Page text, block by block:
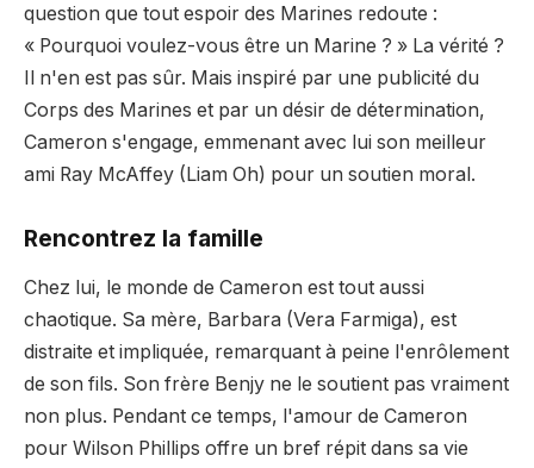
question que tout espoir des Marines redoute :
« Pourquoi voulez-vous être un Marine ? » La vérité ?
Il n'en est pas sûr. Mais inspiré par une publicité du
Corps des Marines et par un désir de détermination,
Cameron s'engage, emmenant avec lui son meilleur
ami Ray McAffey (Liam Oh) pour un soutien moral.
Rencontrez la famille
Chez lui, le monde de Cameron est tout aussi
chaotique. Sa mère, Barbara (Vera Farmiga), est
distraite et impliquée, remarquant à peine l'enrôlement
de son fils. Son frère Benjy ne le soutient pas vraiment
non plus. Pendant ce temps, l'amour de Cameron
pour Wilson Phillips offre un bref répit dans sa vie